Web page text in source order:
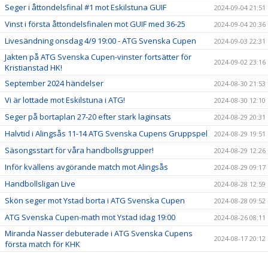
Seger i åttondelsfinal #1 mot Eskilstuna GUIF 2024-09-04 21:51
Vinst i första åttondelsfinalen mot GUIF med 36-25 2024-09-04 20:36
Livesändning onsdag 4/9 19:00 - ATG Svenska Cupen 2024-09-03 22:31
Jakten på ATG Svenska Cupen-vinster fortsätter för
Kristianstad HK!
2024-09-02 23:16
September 2024 händelser 2024-08-30 21:53
Vi är lottade mot Eskilstuna i ATG! 2024-08-30 12:10
Seger på bortaplan 27-20 efter stark laginsats 2024-08-29 20:31
Halvtid i Alingsås 11-14 ATG Svenska Cupens Gruppspel 2024-08-29 19:51
Säsongsstart för våra handbollsgrupper! 2024-08-29 12:26
Inför kvällens avgörande match mot Alingsås 2024-08-29 09:17
Handbollsligan Live 2024-08-28 12:59
Skön seger mot Ystad borta i ATG Svenska Cupen 2024-08-28 09:52
ATG Svenska Cupen-math mot Ystad idag 19:00 2024-08-26 08:11
Miranda Nasser debuterade i ATG Svenska Cupens
första match för KHK
2024-08-17 20:12